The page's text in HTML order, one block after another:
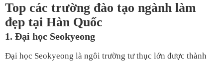
Top các trường đào tạo ngành làm
đẹp tại Hàn Quốc
1. Đại học Seokyeong
Đại học Seokyeong là ngôi trường tư thục lớn được thành